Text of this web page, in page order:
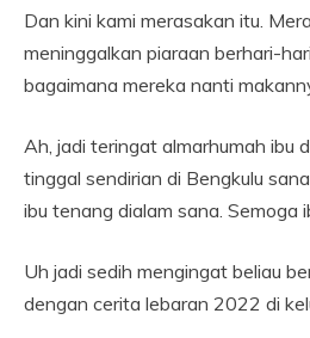
Dan kini kami merasakan itu.
meninggalkan piaraan berhari-
bagaimana mereka nanti
Ah, jadi teringat almarhumah ibu
tinggal sendirian di Bengkulu
ibu tenang dialam sana. Semoga
Uh jadi sedih mengingat beliau
dengan cerita lebaran 2022 di